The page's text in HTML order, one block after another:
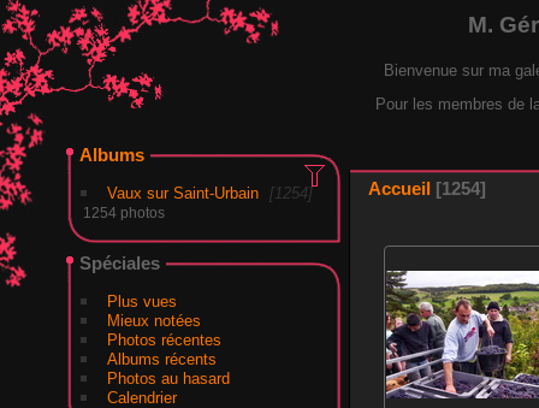
M.
Bienvenue sur ma
Pour les membres de
Albums
Vaux sur Saint-Urbain 1254
1254 photos
Spéciales
Plus vues
Mieux notées
Photos récentes
Albums récents
Photos au hasard
Calendrier
Accueil 1254